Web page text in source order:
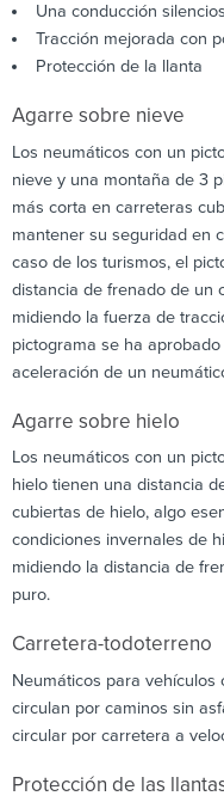
Una conducción
Tracción mejorada con
Protección de la llanta
Agarre sobre nieve
Los neumáticos con un
nieve y una montaña de 3
más corta en carreteras
mantener su seguridad en
caso de los turismos, el
distancia de frenado de un
midiendo la fuerza de
pictograma se ha
aceleración de un
Agarre sobre hielo
Los neumáticos con un
hielo tienen una distancia
cubiertas de hielo, algo
condiciones invernales de
midiendo la distancia de
puro.
Carretera-todoterreno
Neumáticos para
circulan por caminos sin
circular por carretera a
Protección de las